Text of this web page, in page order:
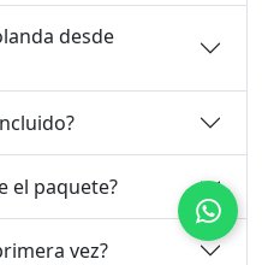
desde
el paquete?
vez?